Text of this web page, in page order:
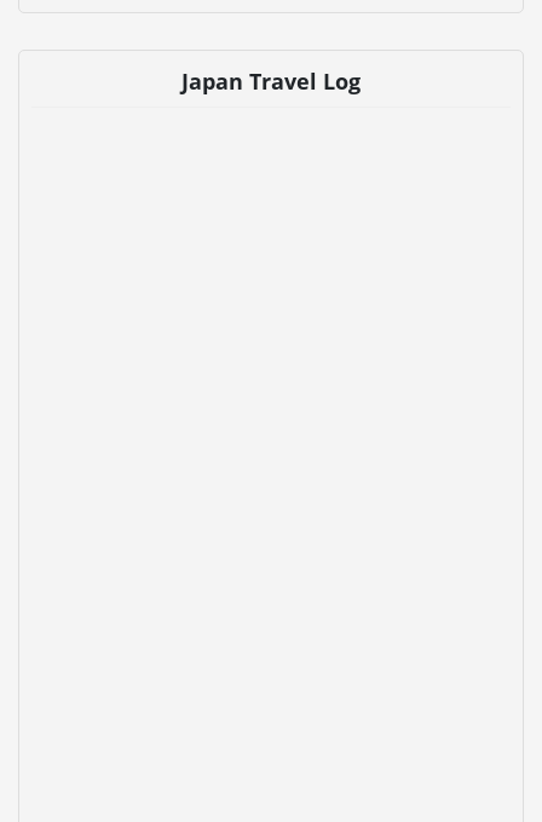
Japan Travel Log